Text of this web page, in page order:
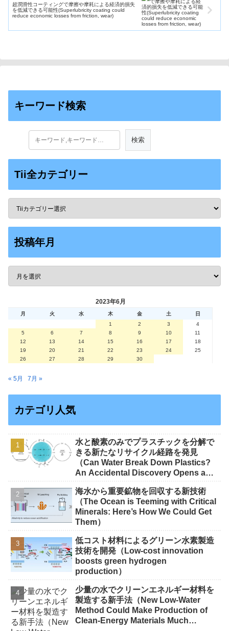
超潤滑性コーティングで摩擦や摩耗による経済的損失
を低減できる可能性(Superlubricity coating could
reduce economic losses from friction, wear)
キーワード検索
Tii全カテゴリー
投稿年月
2023年6月
月 火 水 木 金 土
日
1
2 3
4
5
6 7 8 9 10
11
12
13 14 15 16 17
18
19
20 21 22 23 24
25
26
27 28 29 30
« 5月 7月 »
カテゴリ人気
水と酸素のみでプラスチックを分解で
きる新たなリサイクル経路を発見
（Can Water Break Down Plastics?
An Accidental Discovery Opens a
海水から重要鉱物を回収する新技術
（The Ocean is Teeming with Critical
Minerals: Here’s How We Could Get
Them）
低コスト材料によるグリーン水素製造
技術を開発（Low-cost innovation
boosts green hydrogen
production）
少量の水でクリーンエネルギー材料を
製造する新手法（New Low-Water
Method Could Make Production of
Clean-Energy Materials Much